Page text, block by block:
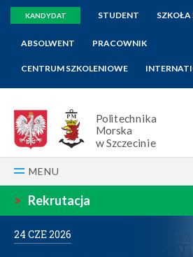
KANDYDAT STUDENT
ABSOLWENT PRACOWNIK
CENTRUM SZKOLENIOWE
Politechnika
Morska
w Szczecinie
MENU
> Rekrutacja
24 CZE2026